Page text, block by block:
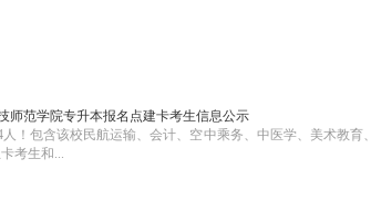
师范学院专升本报名点建卡考生信息公示
！包含该校民航运输、会计、空中乘务、中医学、美术教育
考生和...